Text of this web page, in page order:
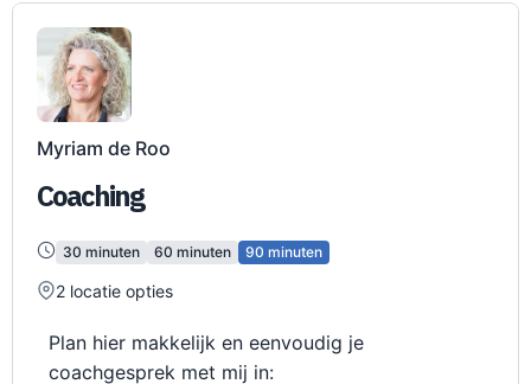
Myriam de Roo
Coaching
30 minuten 60 minuten 90 minuten
2 locatie opties
Plan hier makkelijk en eenvoudig je
coachgesprek met mij in: